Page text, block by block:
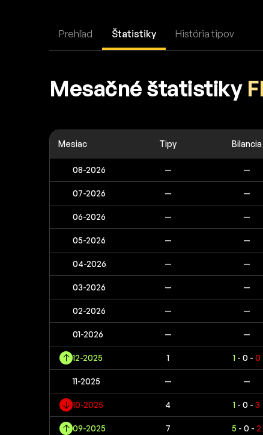
Prehľad Štatistiky História tipov
Mesačné štatistiky
Mesiac Tipy Bilancia
08-2026 — —
07-2026 — —
06-2026 — —
05-2026 — —
04-2026 — —
03-2026 — —
02-2026 — —
01-2026 — —
12-2025 1 1- 0 - 0
11-2025 — —
10-2025 4 1 - 0 - 3
09-2025 7 5 - 0 - 2